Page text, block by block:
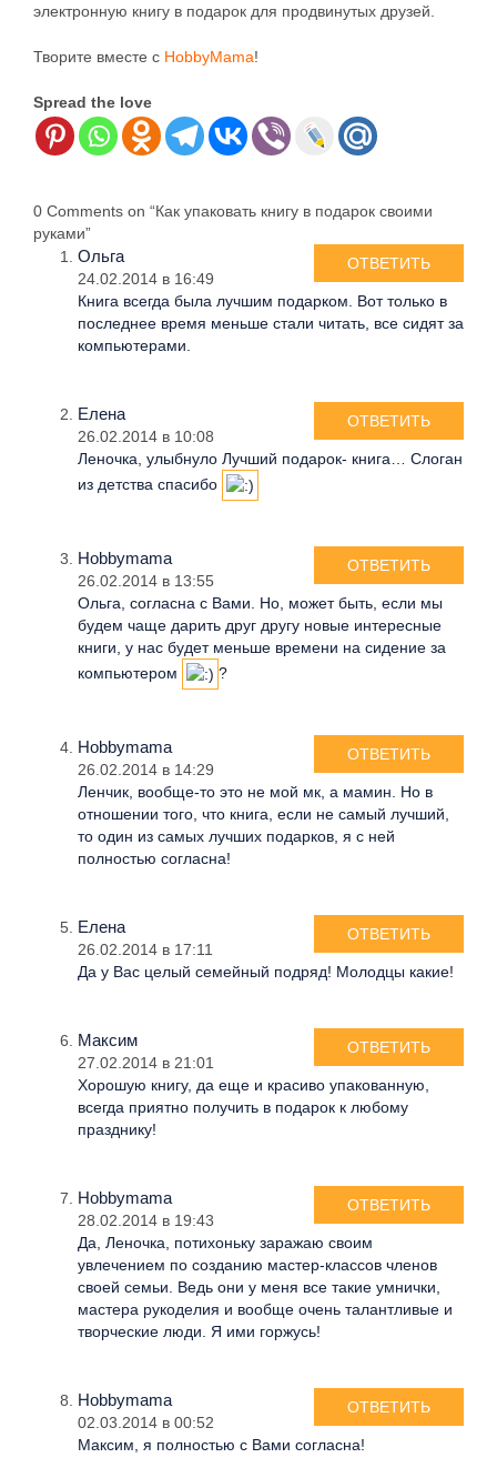
электронную книгу в подарок для продвинутых друзей.
Творите вместе с HobbyMama!
Spread the love
0 Comments on “Как упаковать книгу в подарок своими
руками”
Ольга
24.02.2014 в 16:49
Книга всегда была лучшим подарком. Вот только в
последнее время меньше стали читать, все сидят за
компьютерами.
ОТВЕТИТЬ
Елена
26.02.2014 в 10:08
Леночка, улыбнуло Лучший подарок- книга… Слоган
из детства спасибо
ОТВЕТИТЬ
Hobbymama
26.02.2014 в 13:55
Ольга, согласна с Вами. Но, может быть, если мы
будем чаще дарить друг другу новые интересные
книги, у нас будет меньше времени на сидение за
компьютером
?
ОТВЕТИТЬ
Hobbymama
26.02.2014 в 14:29
Ленчик, вообще-то это не мой мк, а мамин. Но в
отношении того, что книга, если не самый лучший,
то один из самых лучших подарков, я с ней
полностью согласна!
ОТВЕТИТЬ
Елена
26.02.2014 в 17:11
Да у Вас целый семейный подряд! Молодцы какие!
ОТВЕТИТЬ
Максим
27.02.2014 в 21:01
Хорошую книгу, да еще и красиво упакованную,
всегда приятно получить в подарок к любому
празднику!
ОТВЕТИТЬ
Hobbymama
28.02.2014 в 19:43
Да, Леночка, потихоньку заражаю своим
увлечением по созданию мастер-классов членов
своей семьи. Ведь они у меня все такие умнички,
мастера рукоделия и вообще очень талантливые и
творческие люди. Я ими горжусь!
ОТВЕТИТЬ
Hobbymama
02.03.2014 в 00:52
Максим, я полностью с Вами согласна!
ОТВЕТИТЬ